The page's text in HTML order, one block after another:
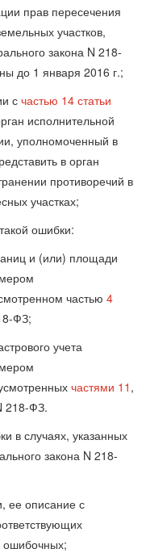
прав пересечения
участков,
закона N 218-
до 1 января 2016 г.;
с частью 14 статьи
исполнительной
уполномоченный в
в орган
противоречий в
участках;
ошибки:
и (или) площади
частью 4
ФЗ;
учета
частями 11 ,
218-ФЗ.
в случаях, указанных
закона N 218-
ее описание с
ошибочных;